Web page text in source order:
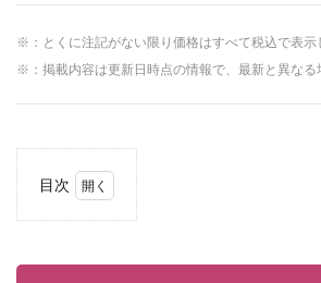
※：とくに注記がない限り価格はすべて税込で表示
※：掲載内容は更新日時点の情報で、最新と異なる
目次